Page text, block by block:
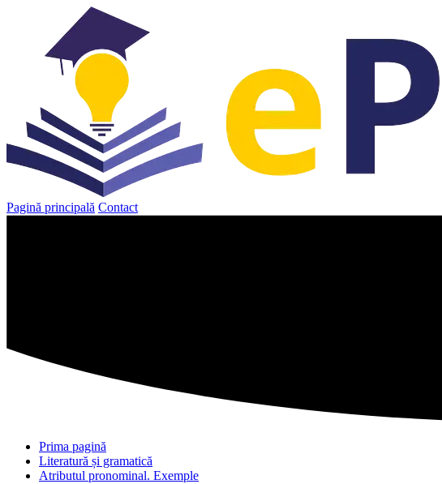
Pagină principală Contact
Prima pagină
Literatură și gramatică
Atributul pronominal. Exemple